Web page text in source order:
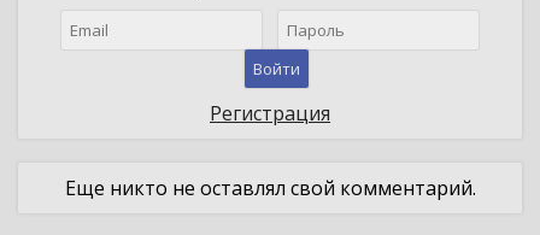
Войти
Регистрация
Еще никто не оставлял свой комментарий.